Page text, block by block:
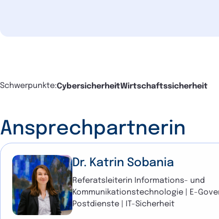
Schwerpunkte:CybersicherheitWirtschaftssicherheit
Ansprechpartnerin
Dr. Katrin Sobania
Referatsleiterin Informations- und
Kommunikationstechnologie | E-
Postdienste | IT-Sicherheit